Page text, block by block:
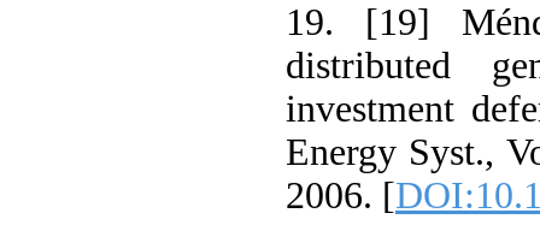
19. [19]
distributed
investment
Energy Syst.,
2006. [